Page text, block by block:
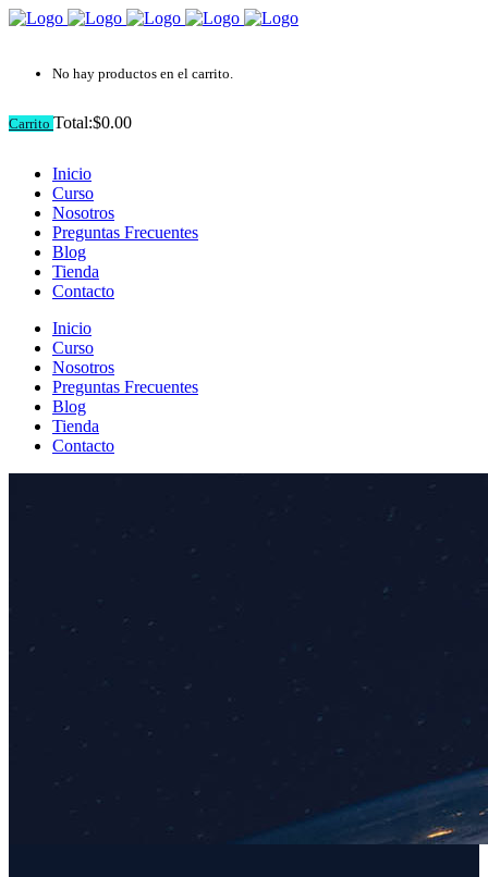
No hay productos en el carrito.
Carrito Total:$0.00
Inicio
Curso
Nosotros
Preguntas Frecuentes
Blog
Tienda
Contacto
Inicio
Curso
Nosotros
Preguntas Frecuentes
Blog
Tienda
Contacto